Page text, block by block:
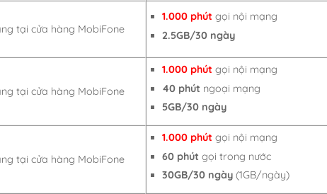
tại cửa hàng MobiFone
1.000 phút gọi nội mạng
2.5GB/30 ngày
tại cửa hàng MobiFone
1.000 phútgọi nội mạng
40 phút ngoại mạng
5GB/30 ngày
tại cửa hàng MobiFone
1.000 phút gọi nội mạng
60 phút gọi trong nước
30GB/30 ngày(1GB/ngày)